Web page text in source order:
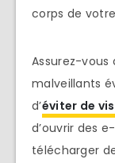
corps de
Assurez-vous
malveillants
d’éviter de
d’ouvrir des
télécharger